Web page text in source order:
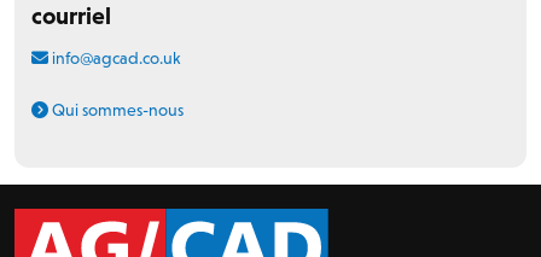
courriel
info@agcad.co.uk
Qui sommes-nous